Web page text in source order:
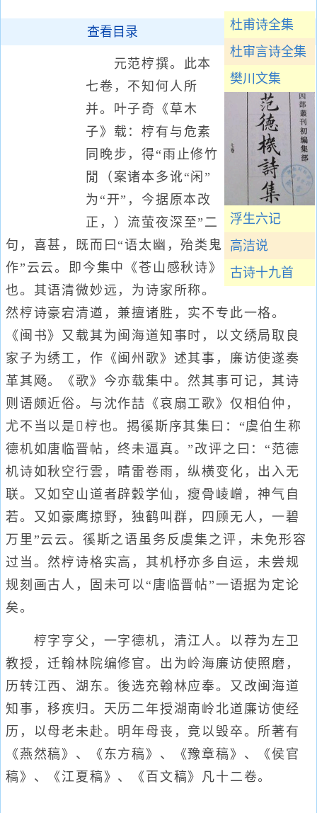
杜甫诗全集
杜审言诗全集
樊川文集
浮生六记
高洁说
古诗十九首
查看目录
元范梈撰。此本
七卷，不知何人所
并。叶子奇《草木
子》载：梈有与危素
同晚步，得“雨止修竹
閒（案诸本多讹“闲”
为“开”，今据原本改
正，）流萤夜深至”二
句，喜甚，既而曰“语太幽，殆类鬼
作”云云。即今集中《苍山感秋诗》
也。其语清微妙远，为诗家所称。
然梈诗豪宕清遒，兼擅诸胜，实不专此一格。
《闽书》又载其为闽海道知事时，以文绣局取良
家子为绣工，作《闽州歌》述其事，廉访使遂奏
革其飏。《歌》今亦载集中。然其事可记，其诗
则语颇近俗。与沈作喆《哀扇工歌》仅相伯仲，
尤不当以是梈也。揭徯斯序其集曰：“虞伯生称
德机如唐临晋帖，终未逼真。”改评之曰：“范德
机诗如秋空行雲，晴雷卷雨，纵横变化，出入无
联。又如空山道者辟穀学仙，瘦骨崚嶒，神气自
若。又如豪鹰掠野，独鹤叫群，四顾无人，一碧
万里”云云。徯斯之语虽务反虞集之评，未免形容
过当。然梈诗格实高，其机杼亦多自运，未尝规
规刻画古人，固未可以“唐临晋帖”一语据为定论
矣。
梈字亨父，一字德机，清江人。以荐为左卫
教授，迁翰林院编修官。出为岭海廉访使照磨，
历转江西、湖东。後选充翰林应奉。又改闽海道
知事，移疾归。天历二年授湖南岭北道廉访使经
历，以母老未赴。明年母丧，竟以毁卒。所著有
《燕然稿》、《东方稿》、《豫章稿》、《侯官
稿》、《江夏稿》、《百文稿》凡十二卷。